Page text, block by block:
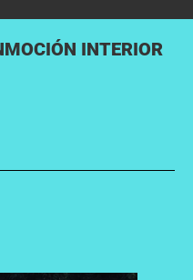
INTERIOR